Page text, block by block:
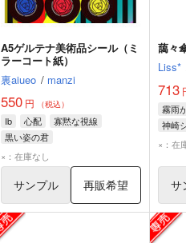
A5ゲルテナ美術品シール（ミ
ラーコート紙）
裏aiueo / manzi
550 円 （税込）
Ib 心配
寡黙な視線
黒い姿の君
×：在庫なし
サンプル 再販希望
藹々
Liss*
713
霧雨
神崎
×：在
サ